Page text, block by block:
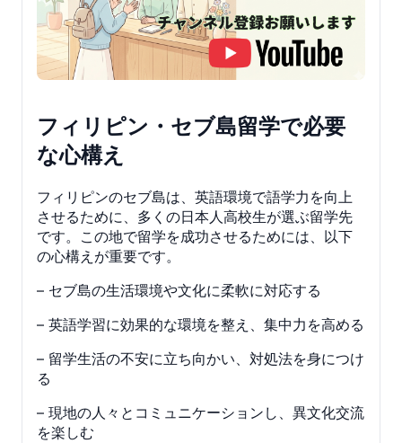
フィリピン・セブ島留学で必要
な心構え
フィリピンのセブ島は、英語環境で語学力を向上
させるために、多くの日本人高校生が選ぶ留学先
です。この地で留学を成功させるためには、以下
の心構えが重要です。
– セブ島の生活環境や文化に柔軟に対応する
– 英語学習に効果的な環境を整え、集中力を高める
– 留学生活の不安に立ち向かい、対処法を身につけ
る
– 現地の人々とコミュニケーションし、異文化交流
を楽しむ